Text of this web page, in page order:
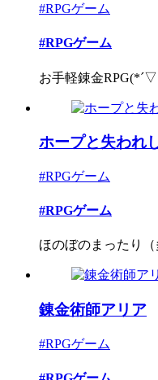
#RPGゲーム
#RPGゲーム
お手軽錬金
ホープと失われ
#RPGゲーム
#RPGゲーム
ほのぼのまったり
錬金術師アリア
#RPGゲーム